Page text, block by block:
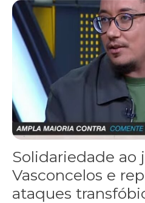
Solidariedade ao jornalista Caê
Solidariedade ao
Vasconcelos e
ataques